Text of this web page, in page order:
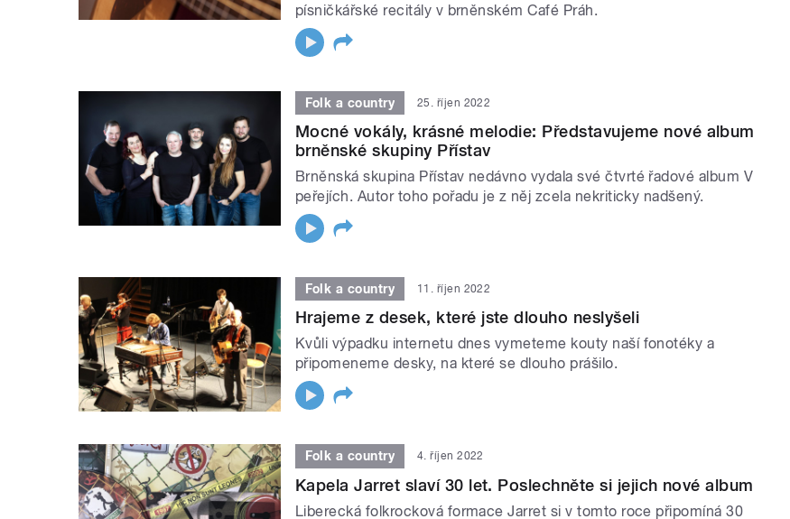
písničkářské recitály v brněnském Café Práh.
Folk a country 25. říjen 2022
Mocné vokály, krásné melodie: Představujeme nové album
brněnské skupiny Přístav
Brněnská skupina Přístav nedávno vydala své čtvrté řadové album V
peřejích. Autor toho pořadu je z něj zcela nekriticky nadšený.
Folk a country 11. říjen 2022
Hrajeme z desek, které jste dlouho neslyšeli
Kvůli výpadku internetu dnes vymeteme kouty naší fonotéky a
připomeneme desky, na které se dlouho prášilo.
Folk a country 4. říjen 2022
Kapela Jarret slaví 30 let. Poslechněte si jejich nové album
Liberecká folkrocková formace Jarret si v tomto roce připomíná 30